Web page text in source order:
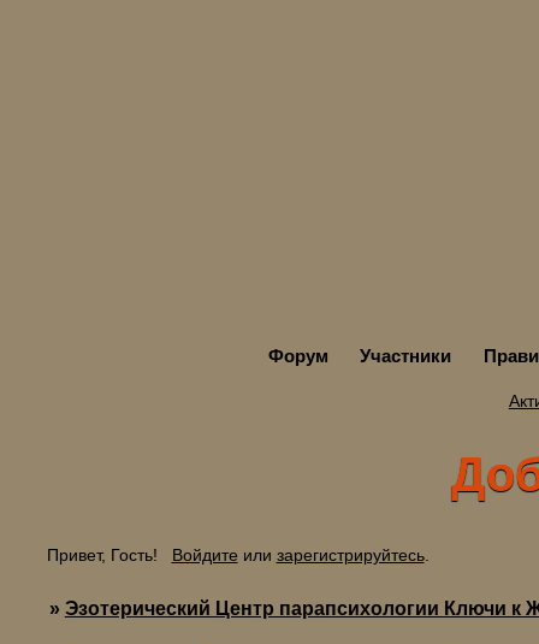
Форум Участники
Привет, Гость! Войдите или зарегистрируйтесь.
» Эзотерический Центр парапсихологии Ключи к